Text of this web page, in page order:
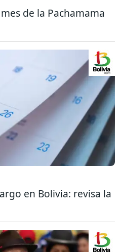
de la Pachamama
en Bolivia: revisa la